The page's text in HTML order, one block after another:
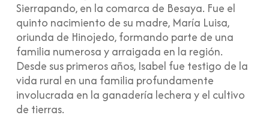
Sierrapando, en la comarca de Besaya. Fue el
quinto nacimiento de su madre, María Luisa,
oriunda de Hinojedo, formando parte de una
familia numerosa y arraigada en la región.
Desde sus primeros años, Isabel fue testigo de la
vida rural en una familia profundamente
involucrada en la ganadería lechera y el cultivo
de tierras.